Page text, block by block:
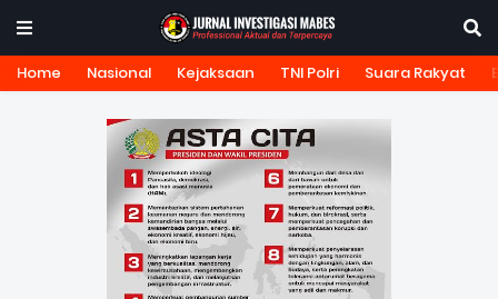
Home Nasional Kejaksaan TNI Polri Suara Rakyat